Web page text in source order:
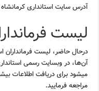
آدرس سایت استانداری
لیست
درحال حاضر، لیست فرمانداران
آن‌ها، در وبسایت رسمی
میشود برای دریافت اطلاعات
مراجعه فرمایید.